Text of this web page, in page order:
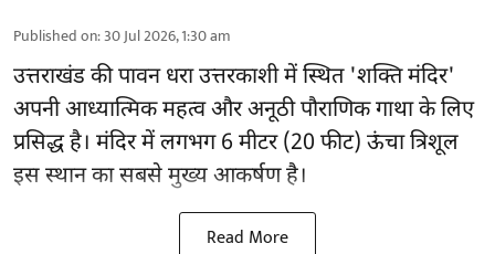
Published on:30 Jul 2026, 1:30 am
उत्तराखंड की पावन धरा उत्तरकाशी में स्थित 'शक्ति मंदिर'
अपनी आध्यात्मिक महत्व और अनूठी पौराणिक गाथा के लिए
प्रसिद्ध है। मंदिर में लगभग 6 मीटर (20 फीट) ऊंचा त्रिशूल
इस स्थान का सबसे मुख्य आकर्षण है।
Read More